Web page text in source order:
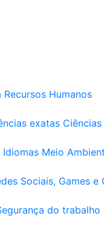
Recursos Humanos
exatas
Idiomas Meio
Sociais, Games
do trabalho